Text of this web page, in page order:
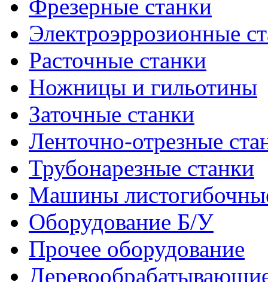
Фрезерные станки
Электроэррозионные
Расточные станки
Ножницы и гильотины
Заточные станки
Ленточно-отрезные
Трубонарезные станки
Машины
Оборудование Б/У
Прочее оборудование